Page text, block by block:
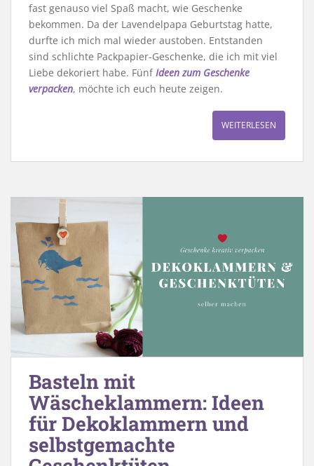
fast genauso viel Spaß macht, wie Geschenke
bekommen. Da der Lavendelpapa Geburtstag hatte,
durfte ich mich mal wieder austoben. Entstanden
sind schlichte Packpapier-Geschenke, die ich mit viel
Liebe dekoriert habe. FünfIdeen zum Geschenke
verpacken, möchte ich euch heute zeigen.
WEITERLESEN
Basteln mit
Wäscheklammern: Ideen
für Dekoklammern und
selbstgemachte